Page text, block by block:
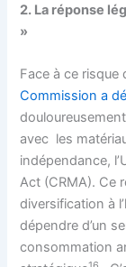
2. La réponse
»
Face à ce risque
Commission a
avec les
indépendance,
Act (CRMA). Ce
diversification à
dépendre d’un
consommation